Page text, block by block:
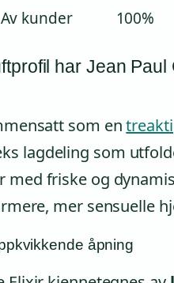
Av kunder 100%
har Jean Paul
som en
lagdeling som
med friske og
mer sensuelle
åpning